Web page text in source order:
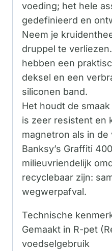
voeding; het hele
gedefinieerd en
Neem je
druppel te
hebben een
deksel en een
siliconen band.
Het houdt de
is zeer resistent en
magnetron als in de
Banksy’s Graffiti
milieuvriendelijk
recyclebaar zijn:
wegwerpafval.
Technische
Gemaakt in R-pet
voedselgebruik